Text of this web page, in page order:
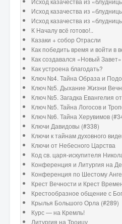
Исход казачества из
Исход казачества из
К Началу всё готово!..
Казаки + собор Отрасли
Как победить время и войти в
Как создавался «Новый Завет»
Как устроена благодать?
Ключ №4. Тайна Образа и
Ключ №5. Дыхание Жизни
Ключ №5. Загадка Евангелия
Ключ №5. Тайна Логосов и
Ключ №6. Тайна Херувимов
Ключи Давидовы (#338)
Ключи к тайнам духовного
Ключи от Небесного Царства
Код св. царя-искупителя
Конференция и Литургия на
Конференция по Шестому
Крест Вечности и Крест
Крестообразное общение с
Крылья Большого Орла (#289)
Курс — на Кремль!
Литургия на Троицу